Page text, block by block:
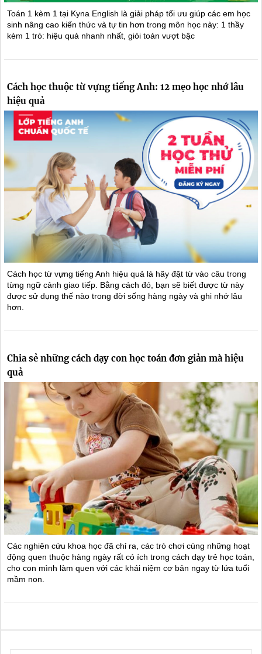
Toán 1 kèm 1 tại Kyna English là giải pháp tối ưu giúp các em học
sinh nâng cao kiến thức và tự tin hơn trong môn học này: 1 thầy
kèm 1 trò: hiệu quả nhanh nhất, giỏi toán vượt bậc
Cách học thuộc từ vựng tiếng Anh: 12 mẹo học nhớ lâu
hiệu quả
Cách học từ vựng tiếng Anh hiệu quả là hãy đặt từ vào câu trong
từng ngữ cảnh giao tiếp. Bằng cách đó, bạn sẽ biết được từ này
được sử dụng thế nào trong đời sống hàng ngày và ghi nhớ lâu
hơn.
Chia sẻ những cách dạy con học toán đơn giản mà hiệu
quả
Các nghiên cứu khoa học đã chỉ ra, các trò chơi cùng những hoạt
động quen thuộc hàng ngày rất có ích trong cách dạy trẻ học toán,
cho con mình làm quen với các khái niệm cơ bản ngay từ lứa tuổi
mầm non.